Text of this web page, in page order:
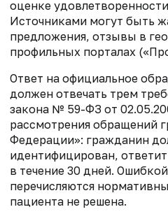
оценке
Источниками могут быть
предложения, отзывы в
профильных порталах
Ответ на официальное
должен отвечать трем
закона № 59-ФЗ от
рассмотрения обращений
Федерации»: гражданин
идентифицирован,
в течение 30 дней.
перечисляются
пациента не решена.